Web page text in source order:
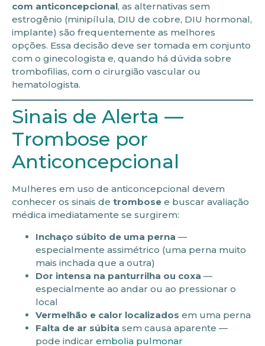
com anticoncepcional, as alternativas sem
estrogênio (minipílula, DIU de cobre, DIU hormonal,
implante) são frequentemente as melhores
opções. Essa decisão deve ser tomada em conjunto
com o ginecologista e, quando há dúvida sobre
trombofilias, com o cirurgião vascular ou
hematologista.
Sinais de Alerta —
Trombose por
Anticoncepcional
Mulheres em uso de anticoncepcional devem
conhecer os sinais de trombose e buscar avaliação
médica imediatamente se surgirem:
Inchaço súbito de uma perna —
especialmente assimétrico (uma perna muito
mais inchada que a outra)
Dor intensa na panturrilha ou coxa —
especialmente ao andar ou ao pressionar o
local
Vermelhão e calor localizados em uma perna
Falta de ar súbita sem causa aparente —
pode indicar embolia pulmonar